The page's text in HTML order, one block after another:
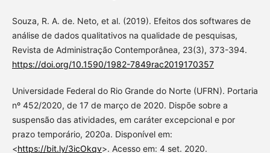
Souza, R. A. de. Neto, et al. (2019). Efeitos dos softwares de
análise de dados qualitativos na qualidade de pesquisas,
Revista de Administração Contemporânea, 23(3), 373-394.
https://doi.org/10.1590/1982-7849rac2019170357
Universidade Federal do Rio Grande do Norte (UFRN). Portaria
nº 452/2020, de 17 de março de 2020. Dispõe sobre a
suspensão das atividades, em caráter excepcional e por
prazo temporário, 2020a. Disponível em:
<https://bit.ly/3icOkqv>. Acesso em: 4 set. 2020.